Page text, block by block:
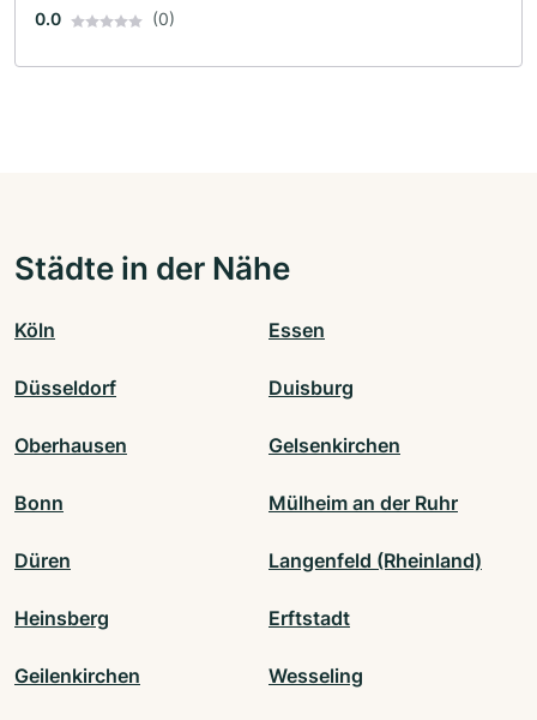
0.0 (0)
Städte in der Nähe
Köln Essen
Düsseldorf Duisburg
Oberhausen Gelsenkirchen
Bonn Mülheim an der Ruhr
Düren Langenfeld (Rheinland)
Heinsberg Erftstadt
Geilenkirchen Wesseling